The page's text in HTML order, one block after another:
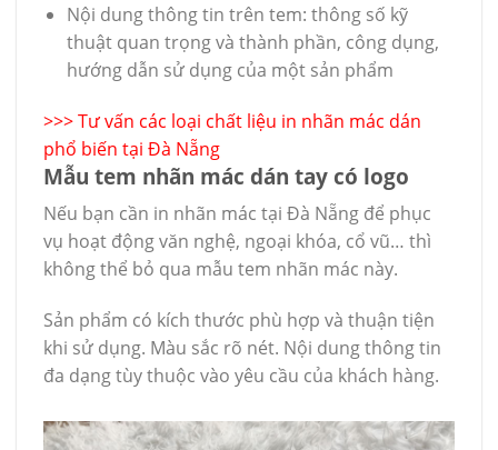
Nội dung thông tin trên tem: thông số kỹ
thuật quan trọng và thành phần, công dụng,
hướng dẫn sử dụng của một sản phẩm
>>>Tư vấn các loại chất liệu in nhãn mác dán
phổ biến tại Đà Nẵng
Mẫu tem nhãn mác dán tay có logo
Nếu bạn cần in nhãn mác tại Đà Nẵng để phục
vụ hoạt động văn nghệ, ngoại khóa, cổ vũ… thì
không thể bỏ qua mẫu tem nhãn mác này.
Sản phẩm có kích thước phù hợp và thuận tiện
khi sử dụng. Màu sắc rõ nét. Nội dung thông tin
đa dạng tùy thuộc vào yêu cầu của khách hàng.